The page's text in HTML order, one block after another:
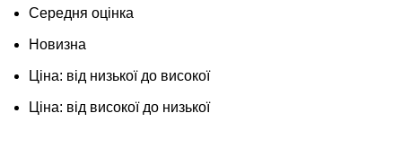
Середня оцінка
Новизна
Ціна: від низької до високої
Ціна: від високої до низької